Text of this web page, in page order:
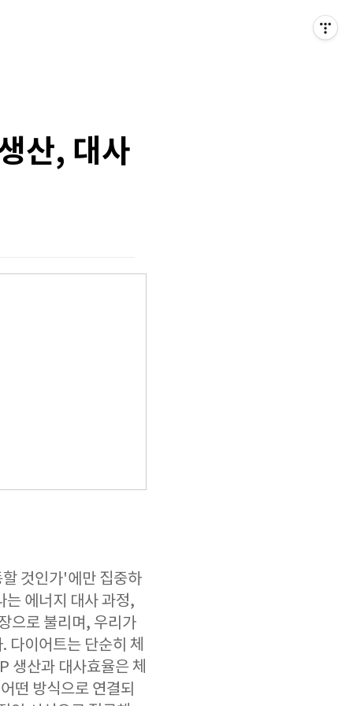
산, 대사
것인가'에만 집중하
는 에너지 대사 과정,
으로 불리며, 우리가
다이어트는 단순히 체
생산과 대사효율은 체
떤 방식으로 연결되